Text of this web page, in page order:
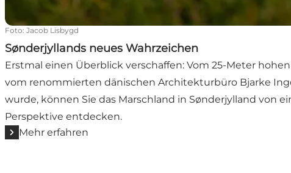
Foto: Jacob Lisbygd
Sønderjyllands neues Wahrzeichen
Erstmal einen Überblick verschaffen: Vom 25-Meter
vom renommierten dänischen Architekturbüro Bjarke
wurde, können Sie das Marschland in Sønderjylland von
Perspektive entdecken.
Mehr erfahren